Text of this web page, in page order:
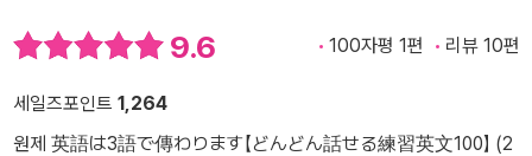
9.6 100자평 1편 리뷰 10편
세일즈포인트 1,264
원제 英語は3語で傳わります【どんどん話せる練習英文100】 (2